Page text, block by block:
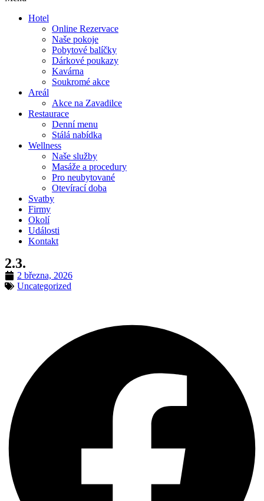
Hotel
Online Rezervace
Naše pokoje
Pobytové balíčky
Dárkové poukazy
Kavárna
Soukromé akce
Areál
Akce na Zavadilce
Restaurace
Denní menu
Stálá nabídka
Wellness
Naše služby
Masáže a procedury
Pro neubytované
Otevírací doba
Svatby
Firmy
Okolí
Události
Kontakt
2.3.
2 března, 2026
Uncategorized